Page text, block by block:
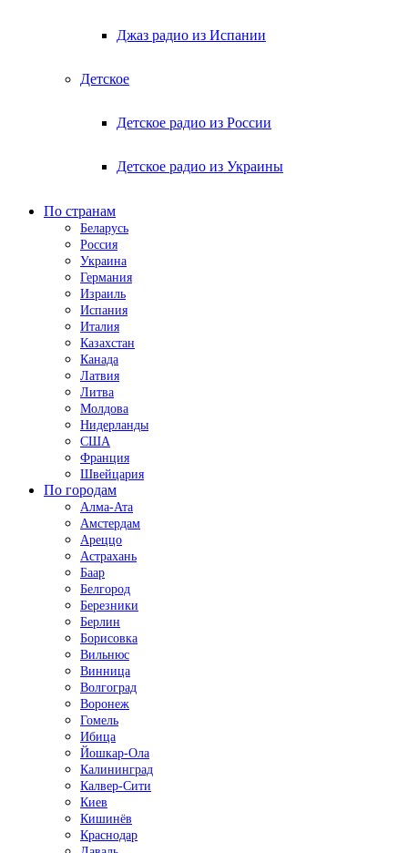
Джаз радио из Испании
Детское
Детское радио из России
Детское радио из Украины
По странам
Беларусь
Россия
Украина
Германия
Израиль
Испания
Италия
Казахстан
Канада
Латвия
Литва
Молдова
Нидерланды
США
Франция
Швейцария
По городам
Алма-Ата
Амстердам
Ареццо
Астрахань
Баар
Белгород
Березники
Берлин
Борисовка
Вильнюс
Винница
Волгоград
Воронеж
Гомель
Ибица
Йошкар-Ола
Калининград
Калвер-Сити
Киев
Кишинёв
Краснодар